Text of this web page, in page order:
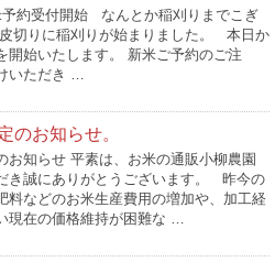
予約受付開始 なんとか稲刈りまでこぎ
切りに稲刈りが始まりました。 本日か
開始いたします。 新米ご予約のご注
いただき …
のお知らせ。
お知らせ 平素は、お米の通販小柳農園
き誠にありがとうございます。 昨今の
料などのお米生産費用の増加や、加工経
現在の価格維持が困難な …